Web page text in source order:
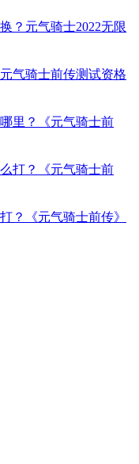
？元气骑士2022无限
气骑士前传测试资格
里？《元气骑士前
打？《元气骑士前
？《元气骑士前传》